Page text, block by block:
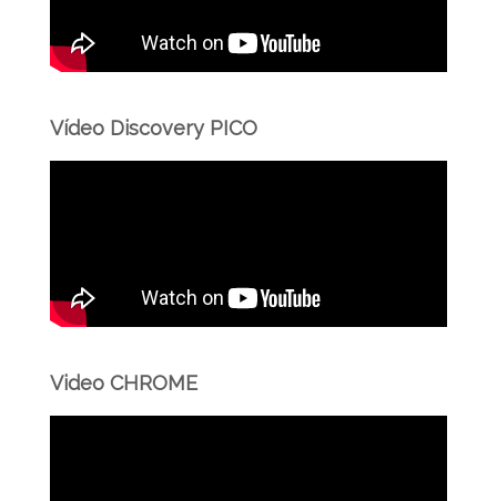
Vídeo Discovery PICO
Video CHROME